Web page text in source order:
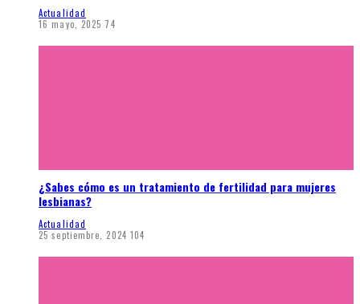
Actualidad
16 mayo, 2025 74
¿Sabes cómo es un tratamiento de fertilidad para mujeres
lesbianas?
Actualidad
25 septiembre, 2024 104